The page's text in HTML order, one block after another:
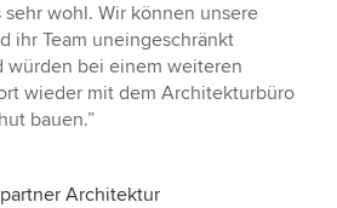
wohl. Wir können unsere
ihr Team uneingeschränkt
würden bei einem weiteren
wieder mit dem Architekturbüro
bauen.”
Architektur